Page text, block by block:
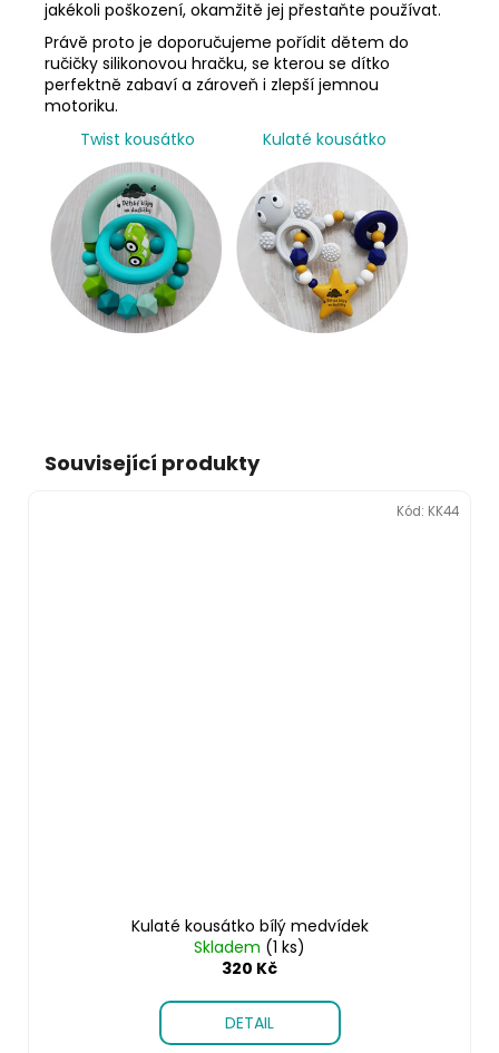
jakékoli poškození, okamžitě jej přestaňte používat.
Právě proto je doporučujeme pořídit dětem do
ručičky silikonovou hračku, se kterou se dítko
perfektně zabaví a zároveň i zlepší jemnou
motoriku.
Twist kousátko
Kulaté kousátko
Související produkty
Kulaté kousátko bílý medvídek
Skladem (1 ks)
320 Kč
DETAIL
Kód: KK44